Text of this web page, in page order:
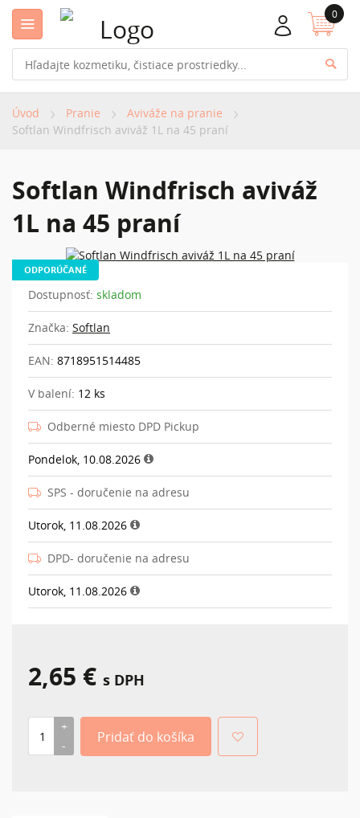
0
Úvod Pranie
Aviváže na pranie
Softlan Windfrisch aviváž 1L na 45 praní
Softlan Windfrisch aviváž
1L na 45 praní
ODPORÚČANÉ
Dostupnosť: skladom
Značka: Softlan
EAN: 8718951514485
V balení: 12 ks
Odberné miesto DPD Pickup
Pondelok, 10.08.2026
SPS - doručenie na adresu
Utorok, 11.08.2026
DPD- doručenie na adresu
Utorok, 11.08.2026
2,65 € s DPH